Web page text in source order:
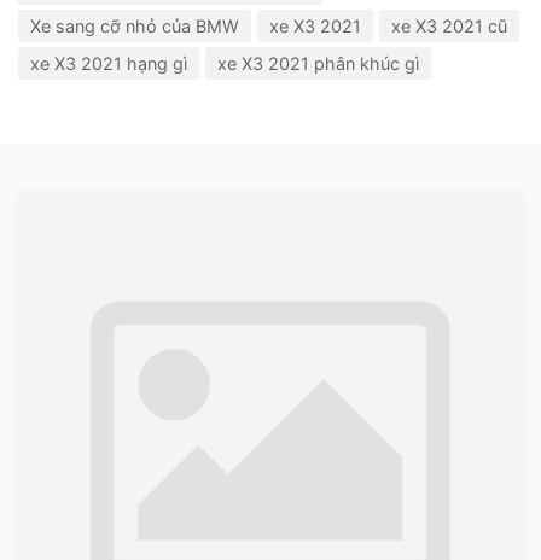
Xe sang cỡ nhỏ của BMW
xe X3 2021
xe X3 2021 cũ
xe X3 2021 hạng gì
xe X3 2021 phân khúc gì